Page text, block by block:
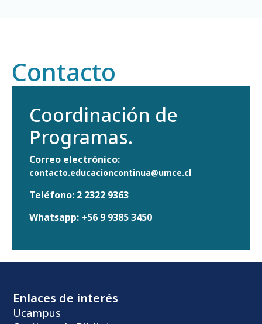
Coordinación de
Programas.
Correo electrónico:
contacto.educacioncontinua@umce.cl
Teléfono: 2 2322 9363
Whatsapp: +56 9 9385 3450
Contacto
Enlaces de interés
Ucampus